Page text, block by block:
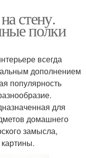
стену.
полки
всегда
дополнением
популярность
для
домашнего
замысла,